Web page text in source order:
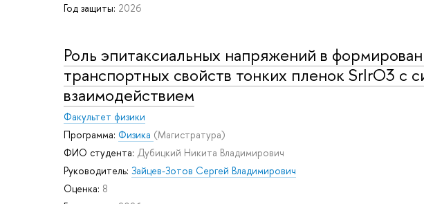
Год защиты: 2026
Роль эпитаксиальных напряжений в
транспортных свойств тонких пленок SrIrO3 с
взаимодействием
Факультет физики
Программа: Физика (Магистратура)
ФИО студента: Дубицкий Никита Владимирович
Руководитель: Зайцев-Зотов Сергей Владимирович
Оценка: 8